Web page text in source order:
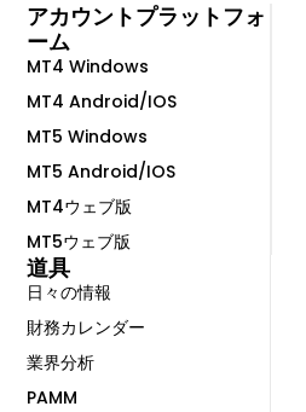
アカウントプラットフォ
ーム
MT4 Windows
MT4 Android/IOS
MT5 Windows
MT5 Android/IOS
MT4ウェブ版
MT5ウェブ版
道具
日々の情報
財務カレンダー
業界分析
PAMM